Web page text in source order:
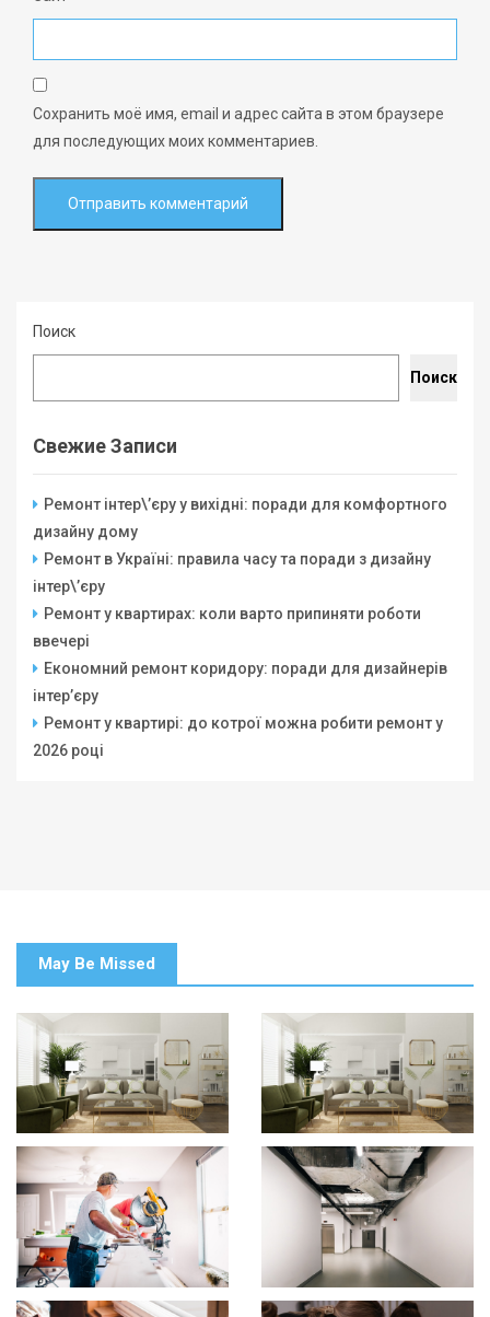
Сохранить моё имя, email и адрес сайта в этом браузере
для последующих моих комментариев.
Поиск
Поиск
Свежие Записи
Ремонт інтер\’єру у вихідні: поради для комфортного
дизайну дому
Ремонт в Україні: правила часу та поради з дизайну
інтер\’єру
Ремонт у квартирах: коли варто припиняти роботи
ввечері
Економний ремонт коридору: поради для дизайнерів
інтер’єру
Ремонт у квартирі: до котрої можна робити ремонт у
2026 році
May Be Missed